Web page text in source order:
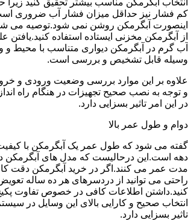
کم فشار نیز حداقل میزان فشار آب ضروری
اینصورت آبگرمکن روشن نمی شود.توصیه می
از آبگرمکن مخزنی ایستاده استفاده
آب گرم در آبگرمکن دیواری متناسب با محیط
وسیله قابل تشخیص و بررسی است.
علاوه بر این موارد بررسی وضعیت ورودی و
و توجه به نصب صحیح تجهیزات در هنگام راه
در این امر تاثیر بسزایی دارد.
دوام و طول عمر بالا
گفته می شود که طول عمر یک آبگرمکن با
دهه است.این درحالیست که مدل های آبگرمکن
مدت عمر می کنند.اگر در خرید آبگرمکن دقت
راحتی می توانید از دردسرهای هر ده ساله
کنید.داشتن اطلاعات کافی در خصوص تفاوت
انتخاب صحیح و کارایی بالای این وسایل در
تاثیر بسزایی دارد.